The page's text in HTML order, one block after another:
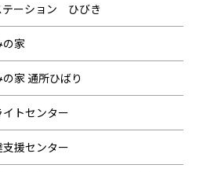
ーション ひびき
家
家 通所ひばり
トセンター
援センター